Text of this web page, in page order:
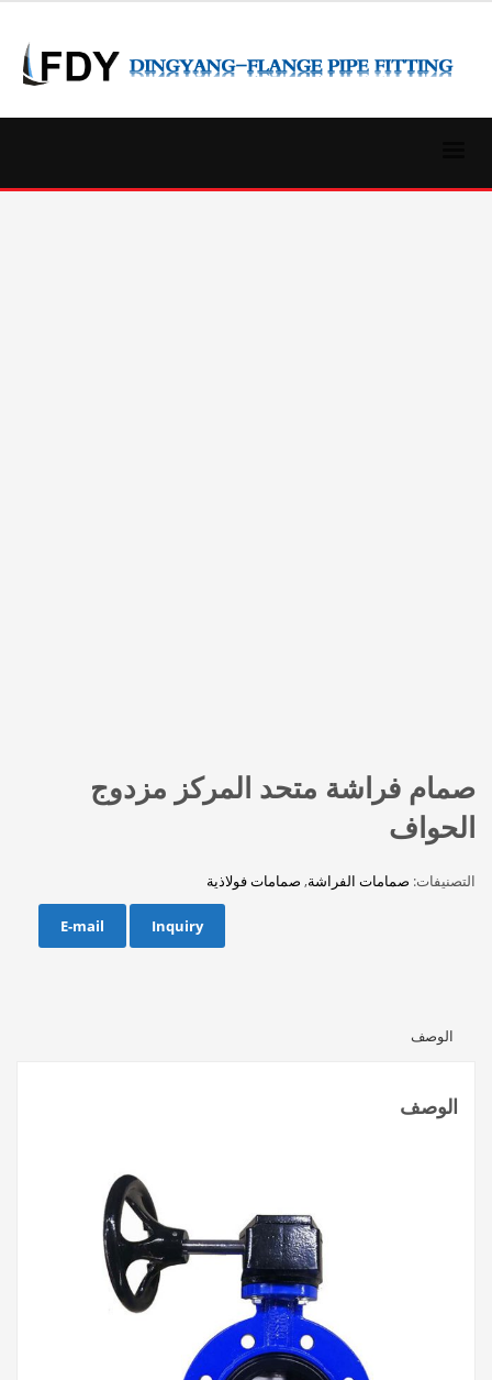
صمام فراشة متحد المركز مزدوج
الحواف
التصنيفات: صمامات الفراشة, صمامات فولاذية
Inquiry
E-mail
الوصف
الوصف